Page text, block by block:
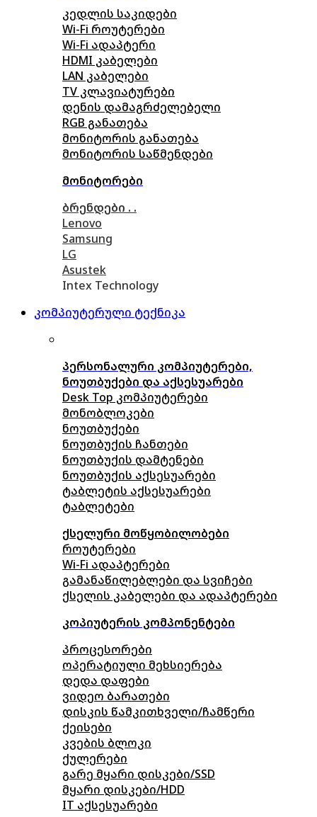
კედლის საკიდები
Wi-Fi როუტერები
Wi-Fi ადაპტერი
HDMI კაბელები
LAN კაბელები
TV კლავიატურები
დენის დამაგრძელებელი
RGB განათება
მონიტორის განათება
მონიტორის საწმენდები
მონიტორები
ბრენდები . .
Lenovo
Samsung
LG
Asustek
Intex Technology
კომპიუტერული ტექნიკა
პერსონალური კომპიუტერები,
ნოუთბუქები და აქსესუარები
Desk Top კომპიუტერები
მონობლოკები
ნოუთბუქები
ნოუთბუქის ჩანთები
ნოუთბუქის დამტენები
ნოუთბუქის აქსესუარები
ტაბლეტის აქსესუარები
ტაბლეტები
ქსელური მოწყობილობები
როუტერები
Wi-Fi ადაპტერები
გამანაწილებლები და სვიჩები
ქსელის კაბელები და ადაპტერები
კოპიუტერის კომპონენტები
პროცესორები
ოპერატიული მეხსიერება
დედა დაფები
ვიდეო ბარათები
დისკის წამკითხველი/ჩამწერი
ქეისები
კვების ბლოკი
ქულერები
გარე მყარი დისკები/SSD
მყარი დისკები/HDD
IT აქსესუარები